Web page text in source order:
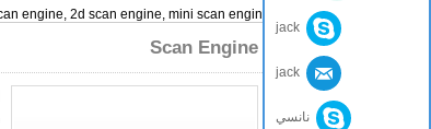
engine, 2d scan engine, mini scan engine
Scan Engine
jack
نانسي